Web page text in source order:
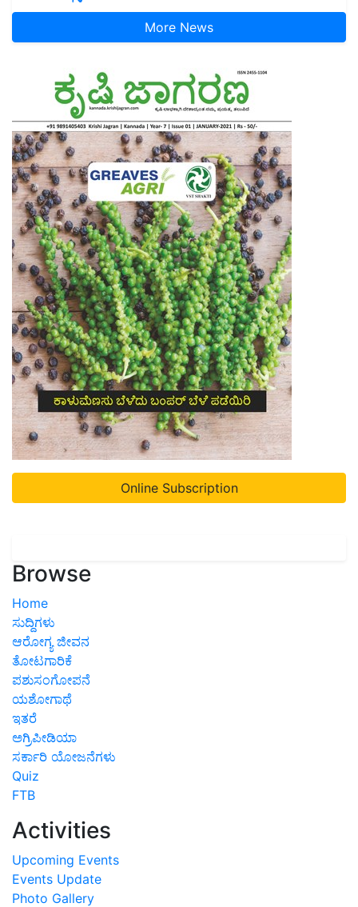
More News
Online Subscription
Browse
Home
ಸುದ್ದಿಗಳು
ಆರೋಗ್ಯ ಜೀವನ
ತೋಟಗಾರಿಕೆ
ಪಶುಸಂಗೋಪನೆ
ಯಶೋಗಾಥೆ
ಇತರೆ
ಅಗ್ರಿಪೀಡಿಯಾ
ಸರ್ಕಾರಿ ಯೋಜನೆಗಳು
Quiz
FTB
Activities
Upcoming Events
Events Update
Photo Gallery